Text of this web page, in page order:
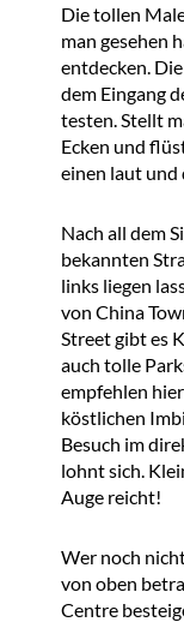
Die tollen
man gesehen
entdecken.
dem Eingang
testen. Stellt
Ecken und
einen laut und
Nach all dem
bekannten
links liegen
von China
Street gibt es
auch tolle
empfehlen
köstlichen
Besuch im
lohnt sich.
Auge reicht!
Wer noch
von oben
Centre